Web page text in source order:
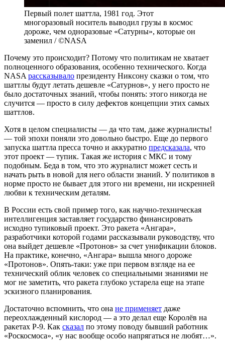
Первый полет шаттла, 1981 год. Этот
многоразовый носитель выводил грузы в космос
дороже, чем одноразовые «Сатурны», которые он
заменил / ©NASA
Почему это происходит? Потому что политикам не хватает
полноценного образования, особенно технического. Когда
NASA рассказывало президенту Никсону сказки о том, что
шаттлы будут летать дешевле «Сатурнов», у него просто не
было достаточных знаний, чтобы понять: этого никогда не
случится — просто в силу дефектов концепции этих самых
шаттлов.
Хотя в целом специалисты — да что там, даже журналисты!
— той эпохи поняли это довольно быстро. Еще до первого
запуска шаттла пресса точно и аккуратно предсказала, что
этот проект — тупик. Такая же история с МКС и тому
подобным. Беда в том, что это журналист может сесть и
начать рыть в новой для него области знаний. У политиков в
норме просто не бывает для этого ни времени, ни искренней
любви к техническим деталям.
В России есть свой пример того, как научно-техническая
интеллигенция заставляет государство финансировать
исходно тупиковый проект. Это ракета «Ангара»,
разработчики которой годами рассказывали руководству, что
она выйдет дешевле «Протонов» за счет унификации блоков.
На практике, конечно, «Ангара» вышла много дороже
«Протонов». Опять-таки: уже при первом взгляде на ее
технический облик человек со специальными знаниями не
мог не заметить, что ракета глубоко устарела еще на этапе
эскизного планирования.
Достаточно вспомнить, что она не применяет даже
переохлажденный кислород — а это делал еще Королёв на
ракетах Р-9. Как сказал по этому поводу бывший работник
«Роскосмоса», «у нас вообще особо напрягаться не любят…».